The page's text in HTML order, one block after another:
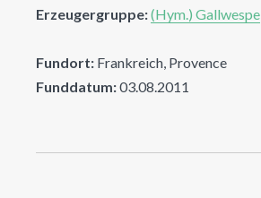
Erzeugergruppe:(Hym.) Gallwespe
Fundort: Frankreich, Provence
Funddatum:03.08.2011